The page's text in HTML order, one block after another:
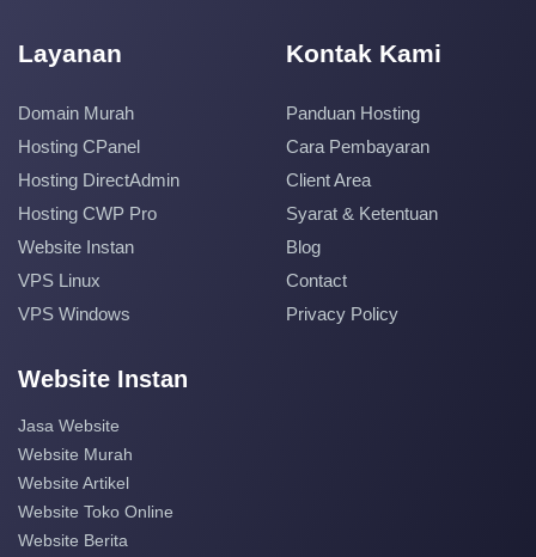
Layanan
Domain Murah
Hosting CPanel
Hosting DirectAdmin
Hosting CWP Pro
Website Instan
VPS Linux
VPS Windows
Kontak Kami
Panduan Hosting
Cara Pembayaran
Client Area
Syarat & Ketentuan
Blog
Contact
Privacy Policy
Website Instan
Jasa Website
Website Murah
Website Artikel
Website Toko Online
Website Berita